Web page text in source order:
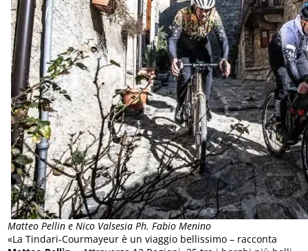
Matteo Pellin e Nico Valsesia Ph. Fabio Menino
«La Tindari-Courmayeur è un viaggio bellissimo – racconta